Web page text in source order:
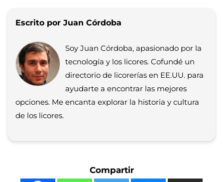
Escrito por Juan Córdoba
Soy Juan Córdoba, apasionado por la
tecnología y los licores. Cofundé un
directorio de licorerías en EE.UU. para
ayudarte a encontrar las mejores
opciones. Me encanta explorar la historia y cultura
de los licores.
Compartir